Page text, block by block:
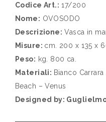
Codice Art.: 17/200
Nome: OVOSODO
Descrizione: Vasca in
Misure: cm. 200 x 135 x
Peso: kg. 800 ca.
Materiali: Bianco
Beach – Venus
Designed by: